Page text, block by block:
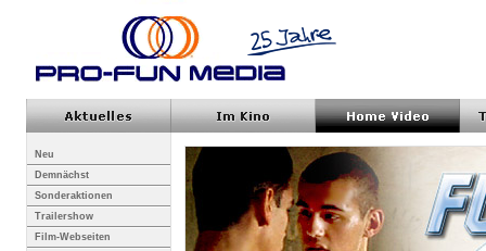
Neu
Demnächst
Sonderaktionen
Trailershow
Film-Webseiten